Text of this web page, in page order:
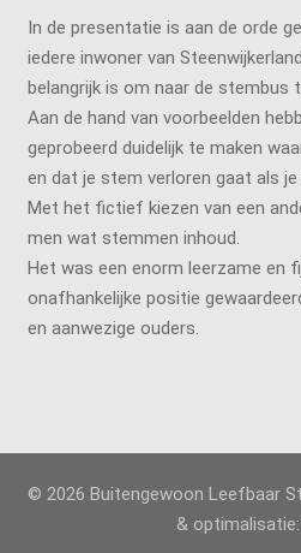
In de presentatie is aan de orde
iedere inwoner van
belangrijk is om naar de stembus
Aan de hand van voorbeelden
geprobeerd duidelijk te maken
en dat je stem verloren gaat als
Met het fictief kiezen van een
men wat stemmen inhoud.
Het was een enorm leerzame en
onafhankelijke positie
en aanwezige ouders.
© 2026 Buitengewoon Leefbaar
& optimalisatie: